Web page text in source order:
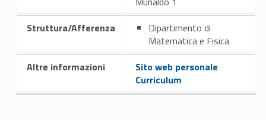
Struttura/Afferenza
Dipartimento di
Matematica e Fisica
Altre informazioni
Sito web personale
Curriculum